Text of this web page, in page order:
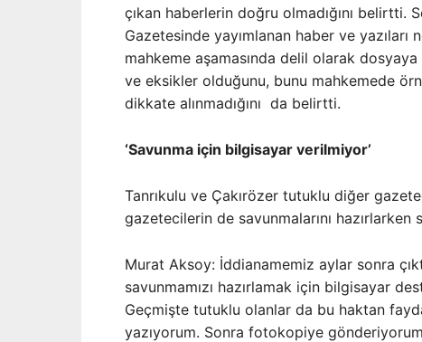
çıkan haberlerin doğru olmadığını belirtti.
Gazetesinde yayımlanan haber ve yazıları
mahkeme aşamasında delil olarak
ve eksikler olduğunu, bunu mahkemede
dikkate alınmadığını da belirtti.
‘Savunma için bilgisayar verilmiyor’
Tanrıkulu ve Çakırözer tutuklu diğer
gazetecilerin de savunmalarını hazırlarken
Murat Aksoy: İddianamemiz aylar sonra
savunmamızı hazırlamak için bilgisayar
Geçmişte tutuklu olanlar da bu haktan
yazıyorum. Sonra fotokopiye